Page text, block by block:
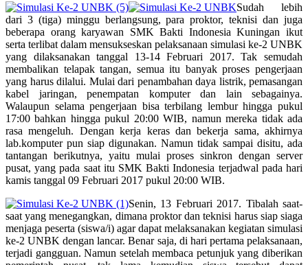
Sudah lebih
dari 3 (tiga) minggu berlangsung, para proktor, teknisi dan juga
beberapa orang karyawan SMK Bakti Indonesia Kuningan ikut
serta terlibat dalam mensukseskan pelaksanaan simulasi ke-2 UNBK
yang dilaksanakan tanggal 13-14 Februari 2017. Tak semudah
membalikan telapak tangan, semua itu banyak proses pengerjaan
yang harus dilalui. Mulai dari penambahan daya listrik, pemasangan
kabel jaringan, penempatan komputer dan lain sebagainya.
Walaupun selama pengerjaan bisa terbilang lembur hingga pukul
17:00 bahkan hingga pukul 20:00 WIB, namun mereka tidak ada
rasa mengeluh. Dengan kerja keras dan bekerja sama, akhirnya
lab.komputer pun siap digunakan. Namun tidak sampai disitu, ada
tantangan berikutnya, yaitu mulai proses sinkron dengan server
pusat, yang pada saat itu SMK Bakti Indonesia terjadwal pada hari
kamis tanggal 09 Februari 2017 pukul 20:00 WIB.
Senin, 13 Februari 2017. Tibalah saat-
saat yang menegangkan, dimana proktor dan teknisi harus siap siaga
menjaga peserta (siswa/i) agar dapat melaksanakan kegiatan simulasi
ke-2 UNBK dengan lancar. Benar saja, di hari pertama pelaksanaan,
terjadi gangguan. Namun setelah membaca petunjuk yang diberikan